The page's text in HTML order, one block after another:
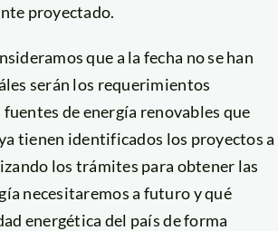
proyectado.
que a la fecha no se han
serán los requerimientos
de energía renovables que
tienen identificados los proyectos a
los trámites para obtener las
necesitaremos a futuro y qué
energética del país de forma